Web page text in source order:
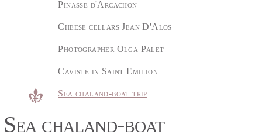
Pinasse d'Arcachon
Cheese cellars Jean D'Alos
Photographer Olga Palet
Caviste in Saint Emilion
Sea chaland-boat trip
Sea chaland-boat